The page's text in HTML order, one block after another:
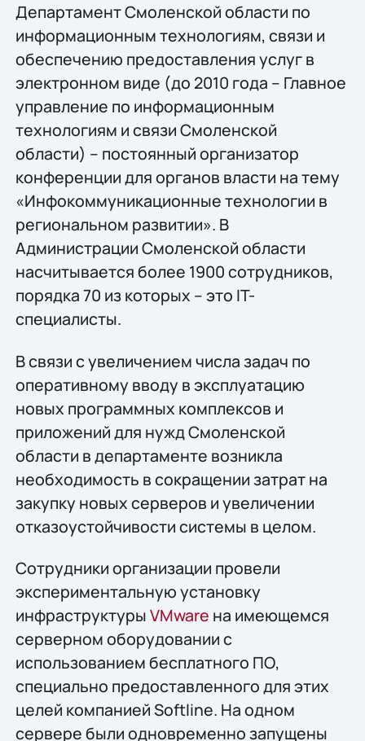
Департамент Смоленской области по
информационным технологиям, связи и
обеспечению предоставления услуг в
электронном виде (до 2010 года – Главное
управление по информационным
технологиям и связи Смоленской
области) – постоянный организатор
конференции для органов власти на тему
«Инфокоммуникационные технологии в
региональном развитии». В
Администрации Смоленской области
насчитывается более 1900 сотрудников,
порядка 70 из которых – это IT-
специалисты.
В связи с увеличением числа задач по
оперативному вводу в эксплуатацию
новых программных комплексов и
приложений для нужд Смоленской
области в департаменте возникла
необходимость в сокращении затрат на
закупку новых серверов и увеличении
отказоустойчивости системы в целом.
Сотрудники организации провели
экспериментальную установку
инфраструктурыVMware на имеющемся
серверном оборудовании с
использованием бесплатного ПО,
специально предоставленного для этих
целей компанией Softline. На одном
сервере были одновременно запущены